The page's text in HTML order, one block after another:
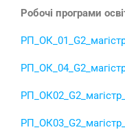
Робочі програми